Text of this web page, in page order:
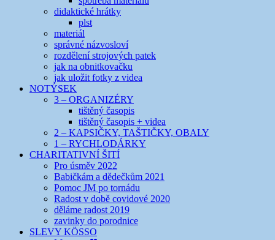
didaktické hrátky
plst
materiál
správné názvosloví
rozdělení strojových patek
jak na obnitkovačku
jak uložit fotky z videa
NOTÝSEK
3 – ORGANIZÉRY
tištěný časopis
tištěný časopis + videa
2 – KAPSIČKY, TAŠTIČKY, OBALY
1 – RYCHLODÁRKY
CHARITATIVNÍ ŠITÍ
Pro úsměv 2022
Babičkám a dědečkům 2021
Pomoc JM po tornádu
Radost v době covidové 2020
děláme radost 2019
zavinky do porodnice
SLEVY KÖSSO